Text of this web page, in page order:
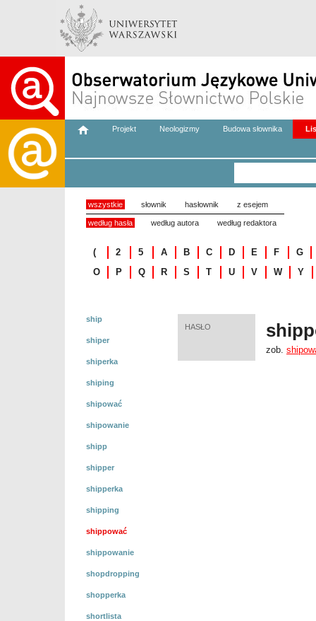
Projekt Neologizmy Budowa słownika
wszystkie słownik hasłownik z esejem
według hasła według autora według redaktora
( 2 5 A B C D E F
G
O
P Q R S T U V W Y
ship
shiper
shiperka
shiping
shipować
shipowanie
shipp
shipper
shipperka
shipping
shippować
shippowanie
shopdropping
shopperka
shortlista
HASŁO
zob.